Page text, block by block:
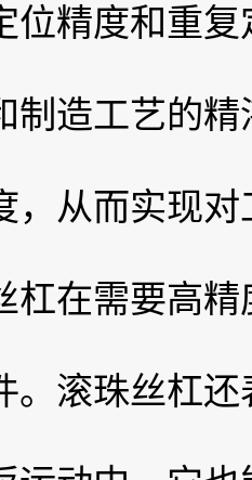
位精度和重
制造工艺的
，从而实现
杠在需要高
。滚珠丝杠